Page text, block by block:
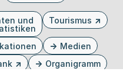
und
Tourismus
Medien
Organigramm